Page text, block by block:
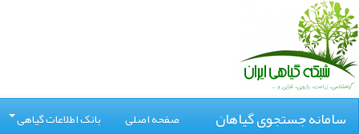
سامانه جستجوی گیاهان صفحه اصلی بانک اطلاعات گیاهی